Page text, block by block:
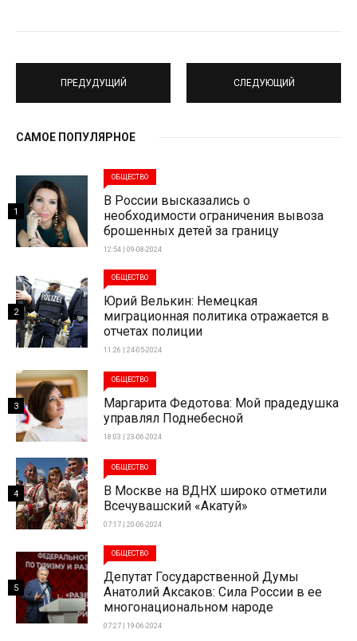
ПРЕДУДУЩИЙ СЛЕДУЮЩИЙ
САМОЕ ПОПУЛЯРНОЕ
ОБЩЕСТВО
В России высказались о
необходимости ограничения вывоза
брошенных детей за границу
12:54 | 09-08-2024
1
ОБЩЕСТВО
Юрий Велькин: Немецкая
миграционная политика отражается в
отчетах полиции
11:26 | 24-05-2024
2
ОБЩЕСТВО
Маргарита Федотова: Мой прадедушка
управлял Поднебесной
18:03 | 23-06-2024
3
ОБЩЕСТВО
В Москве на ВДНХ широко отметили
Всечувашский «Акатуй»
07:17 | 20-06-2024
4
ОБЩЕСТВО
Депутат Государственной Думы
Анатолий Аксаков: Сила России в ее
многонациональном народе
07:27 | 19-06-2024
5